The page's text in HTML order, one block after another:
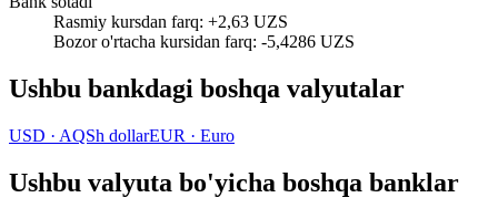
Rasmiy kursdan farq: +2,63 UZS
Bozor o'rtacha kursidan farq: -5,4286 UZS
Ushbu bankdagi boshqa valyutalar
USD · AQSh dollarEUR · Euro
Ushbu valyuta bo'yicha boshqa banklar